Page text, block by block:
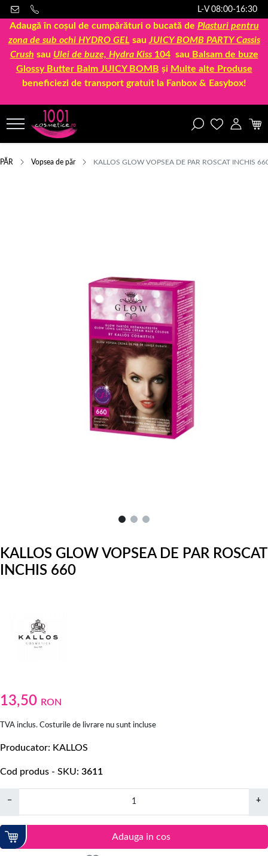
L-V 08:00-16:30
Adaugă în coșul de cumpărături o bucată de Plasturi pentru
zona de sub ochi HYDRO GEL sau JUICY BOMB PARTY Cassis
Crush sau Ulei de buze, Hydra Kiss 104sau Balsam de buze
Glossy Butter Balm JUICY BOMB și Multe alte Produse
beneficiezi de transport gratuit la Fanbox & Easybox!
PĂR Vopsea de păr KALLOS GLOW VOPSEA DE PAR ROSCAT INCHIS
KALLOS GLOW VOPSEA DE PAR ROSCAT
INCHIS 660
13,50 RON
TVA inclus. Costurile de livrare nu sunt incluse
Producator KALLOS
Cod produs - SKU 3611
− +
Adauga in cos